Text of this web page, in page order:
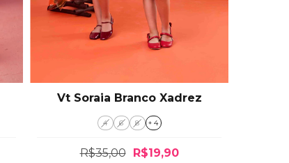
Vt Soraia Branco Xadrez
4 6 8 + 4
R$35,00 R$19,90